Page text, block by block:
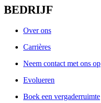
BEDRIJF
Over ons
Carrières
Neem contact met ons op
Evolueren
Boek een vergaderruimte